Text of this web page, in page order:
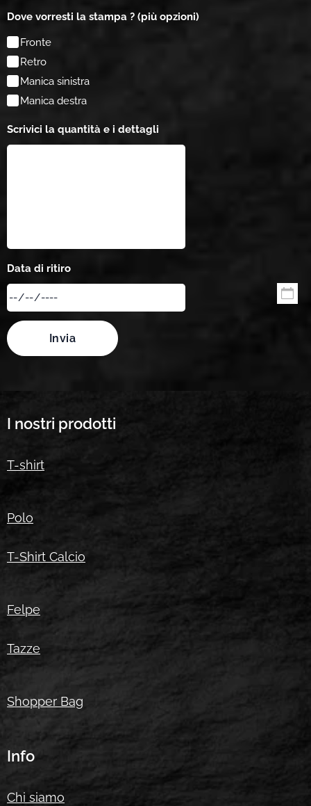
Dove vorresti la stampa ? (più opzioni)
Fronte
Retro
Manica sinistra
Manica destra
Scrivici la quantità e i dettagli
Data di ritiro
Invia
I nostri prodotti
T-shirt
Polo
T-Shirt Calcio
Felpe
Tazze
Shopper Bag
Info
Chi siamo